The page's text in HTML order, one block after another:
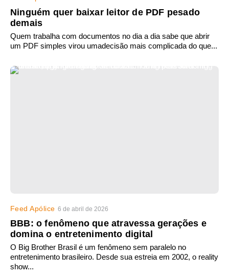
Ninguém quer baixar leitor de PDF pesado
demais
Quem trabalha com documentos no dia a dia sabe que abrir
um PDF simples virou umadecisão mais complicada do que...
Feed Apólice 6 de abril de 2026
BBB: o fenômeno que atravessa gerações e
domina o entretenimento digital
O Big Brother Brasil é um fenômeno sem paralelo no
entretenimento brasileiro. Desde sua estreia em 2002, o reality
show...